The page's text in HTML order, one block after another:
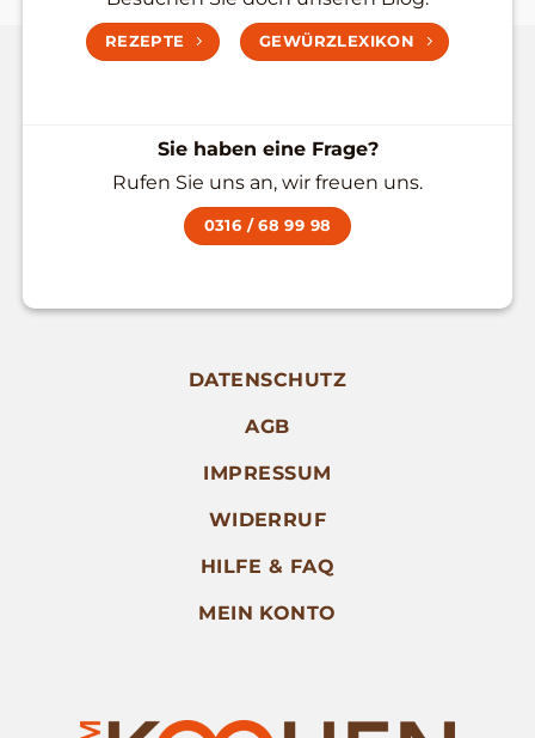
REZEPTE GEWÜRZLEXIKON
Sie haben eine Frage?
Rufen Sie uns an, wir freuen uns.
0316 / 68 99 98
DATENSCHUTZ
AGB
IMPRESSUM
WIDERRUF
HILFE & FAQ
MEIN KONTO